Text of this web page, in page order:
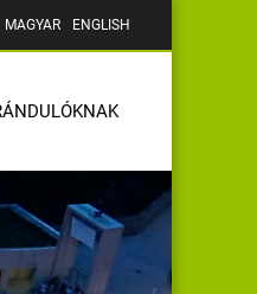
MAGYAR ENGLISH